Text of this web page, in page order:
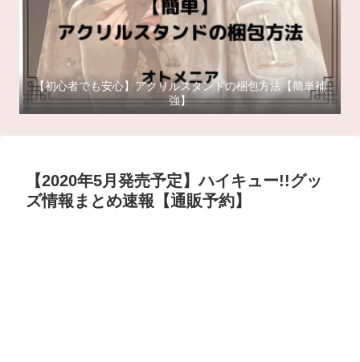
【初心者でも安心】アクリルスタンドの梱包方法【簡単補
強】
【2020年5月発売予定】ハイキュー!!グッ
ズ情報まとめ速報【通販予約】